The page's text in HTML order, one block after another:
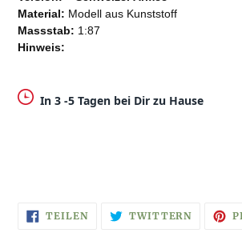
Material: Modell aus Kunststoff
Massstab: 1:87
Hinweis:
In 3 -5 Tagen bei Dir zu Hause
TEILENAUF
FACEBOOK
TWITTERNAUF